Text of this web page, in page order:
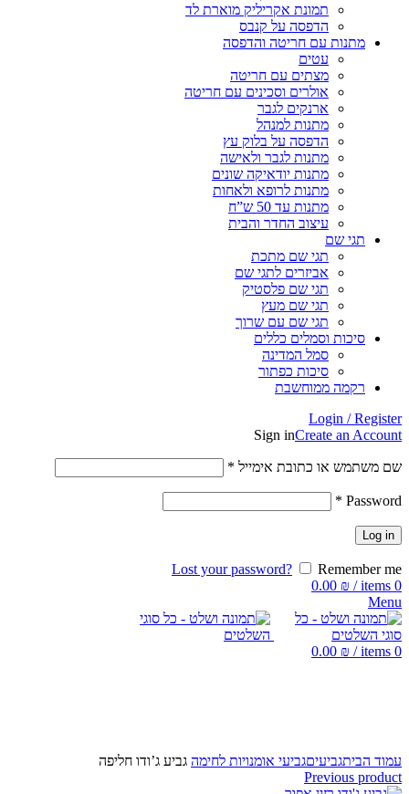
תמונת אקריליק מוארת לד
הדפסה על קנבס
מתנות עם חריטה והדפסה
עטים
מצתים עם חריטה
אולרים וסכינים עם חריטה
ארנקים לגבר
מתנות למנהל
הדפסה על בלוק עץ
מתנות לגבר ולאישה
מתנות יודאיקה שונים
מתנות לרופא ולאחות
מתנות עד 50 ש”ח
עיצוב החדר והבית
תגי שם
תגי שם מתכת
אביזרים לתגי שם
תגי שם פלסטיק
תגי שם מעץ
תגי שם עם שרוך
סיכות וסמלים כללים
סמל המדינה
סיכות כפתור
רקמה ממוחשבת
Login / Register
Sign inCreate an Account
שם משתמש או כתובת אימייל *
Password
*
Log in
Lost your password?
Remember me
0
items
/
0.00 ₪
Menu
0
items
/
0.00 ₪
עמוד הביתגביעיםגביעי אומנויות לחימה גביע ג’ודו חליפה
Previous product